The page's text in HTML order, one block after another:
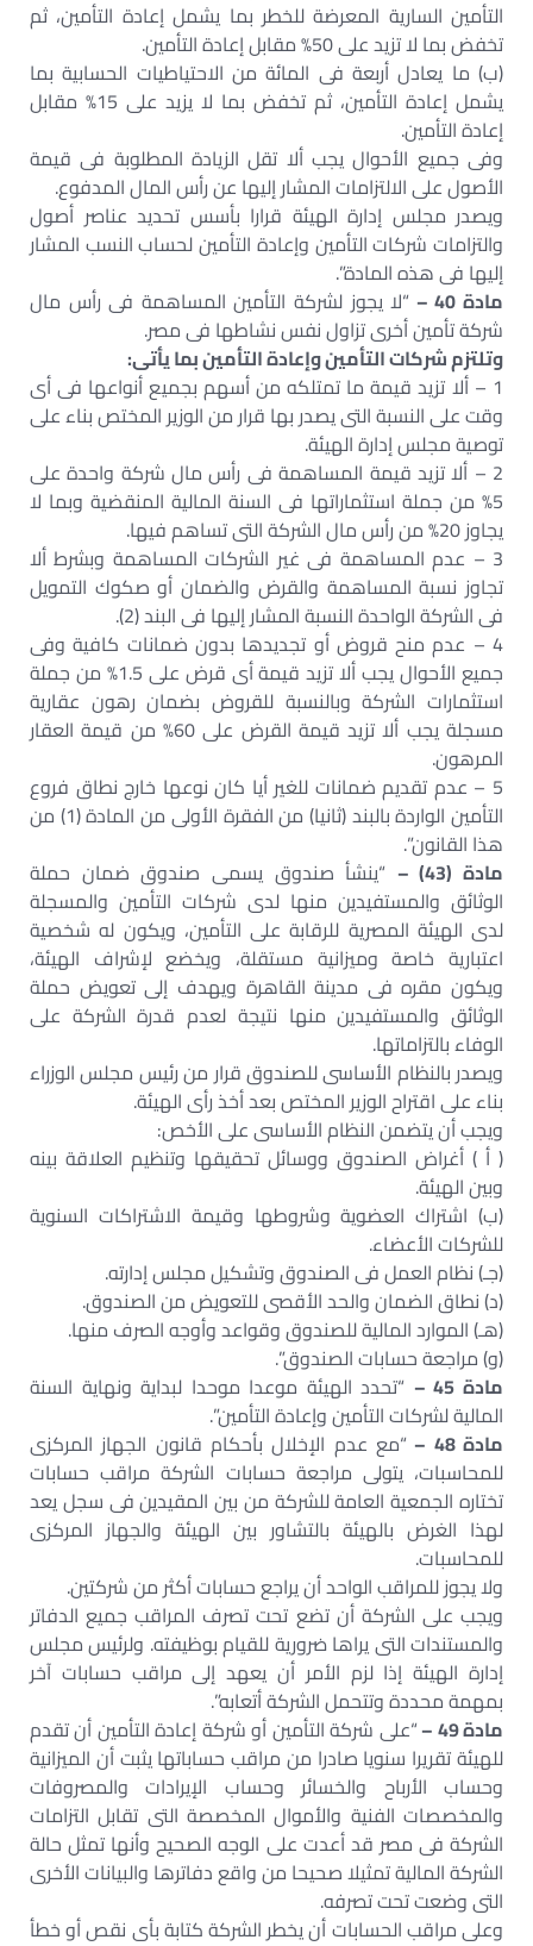
التأمين السارية المعرضة للخطر بما يشمل إعادة التأمين، ثم
تخفض بما لا تزيد على 50% مقابل إعادة التأمين.
(ب‌) ما يعادل أربعة فى المائة من الاحتياطيات الحسابية بما
يشمل إعادة التأمين، ثم تخفض بما لا يزيد على 15% مقابل
إعادة التأمين.
وفى جميع الأحوال يجب ألا تقل الزيادة المطلوبة فى قيمة
الأصول على الالتزامات المشار إليها عن رأس المال المدفوع.
ويصدر مجلس إدارة الهيئة قرارا بأسس تحديد عناصر أصول
والتزامات شركات التأمين وإعادة التأمين لحساب النسب المشار
إليها فى هذه المادة”.
مادة 40 –
“لا يجوز لشركة التأمين المساهمة فى رأس مال
شركة تأمين أخرى تزاول نفس نشاطها فى مصر.
وتلتزم شركات التأمين وإعادة التأمين بما يأتى:
1 – ألا تزيد قيمة ما تمتلكه من أسهم بجميع أنواعها فى أى
وقت على النسبة التى يصدر بها قرار من الوزير المختص بناء على
توصية مجلس إدارة الهيئة.
2 – ألا تزيد قيمة المساهمة فى رأس مال شركة واحدة على
5% من جملة استثماراتها فى السنة المالية المنقضية وبما لا
يجاوز 20% من رأس مال الشركة التى تساهم فيها.
3 – عدم المساهمة فى غير الشركات المساهمة وبشرط ألا
تجاوز نسبة المساهمة والقرض والضمان أو صكوك التمويل
فى الشركة الواحدة النسبة المشار إليها فى البند (2).
4 – عدم منح قروض أو تجديدها بدون ضمانات كافية وفى
جميع الأحوال يجب ألا تزيد قيمة أى قرض على 1.5% من جملة
استثمارات الشركة وبالنسبة للقروض بضمان رهون عقارية
مسجلة يجب ألا تزيد قيمة القرض على 60% من قيمة العقار
المرهون.
5 – عدم تقديم ضمانات للغير أيا كان نوعها خارج نطاق فروع
التأمين الواردة بالبند (ثانيا) من الفقرة الأولى من المادة (1) من
هذا القانون”.
مادة (43) –
“ينشأ صندوق يسمى صندوق ضمان حملة
الوثائق والمستفيدين منها لدى شركات التأمين والمسجلة
لدى الهيئة المصرية للرقابة على التأمين، ويكون له شخصية
اعتبارية خاصة وميزانية مستقلة، ويخضع لإشراف الهيئة،
ويكون مقره فى مدينة القاهرة ويهدف إلى تعويض حملة
الوثائق والمستفيدين منها نتيجة لعدم قدرة الشركة على
الوفاء بالتزاماتها.
ويصدر بالنظام الأساسى للصندوق قرار من رئيس مجلس الوزراء
بناء على اقتراح الوزير المختص بعد أخذ رأى الهيئة.
ويجب أن يتضمن النظام الأساسى على الأخص:
( أ ) أغراض الصندوق ووسائل تحقيقها وتنظيم العلاقة بينه
وبين الهيئة.
(ب‌) اشتراك العضوية وشروطها وقيمة الاشتراكات السنوية
للشركات الأعضاء.
(جـ) نظام العمل فى الصندوق وتشكيل مجلس إدارته.
(د) نطاق الضمان والحد الأقصى للتعويض من الصندوق.
(هـ) الموارد المالية للصندوق وقواعد وأوجه الصرف منها.
(و) مراجعة حسابات الصندوق”.
مادة 45 –
“تحدد الهيئة موعدا موحدا لبداية ونهاية السنة
المالية لشركات التأمين وإعادة التأمين”.
مادة 48 –
“مع عدم الإخلال بأحكام قانون الجهاز المركزى
للمحاسبات، يتولى مراجعة حسابات الشركة مراقب حسابات
تختاره الجمعية العامة للشركة من بين المقيدين فى سجل يعد
لهذا الغرض بالهيئة بالتشاور بين الهيئة والجهاز المركزى
للمحاسبات.
ولا يجوز للمراقب الواحد أن يراجع حسابات أكثر من شركتين.
ويجب على الشركة أن تضع تحت تصرف المراقب جميع الدفاتر
والمستندات التى يراها ضرورية للقيام بوظيفته. ولرئيس مجلس
إدارة الهيئة إذا لزم الأمر أن يعهد إلى مراقب حسابات آخر
بمهمة محددة وتتحمل الشركة أتعابه”.
مادة 49 –
“على شركة التأمين أو شركة إعادة التأمين أن تقدم
للهيئة تقريرا سنويا صادرا من مراقب حساباتها يثبت أن الميزانية
وحساب الأرباح والخسائر وحساب الإيرادات والمصروفات
والمخصصات الفنية والأموال المخصصة التى تقابل التزامات
الشركة فى مصر قد أعدت على الوجه الصحيح وأنها تمثل حالة
الشركة المالية تمثيلا صحيحا من واقع دفاترها والبيانات الأخرى
التى وضعت تحت تصرفه.
وعلى مراقب الحسابات أن يخطر الشركة كتابة بأى نقص أو خطأ